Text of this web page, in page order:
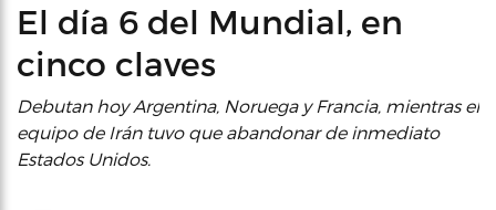
El día 6 del Mundial, en
cinco claves
Debutan hoy Argentina, Noruega y Francia, mientras el
equipo de Irán tuvo que abandonar de inmediato
Estados Unidos.